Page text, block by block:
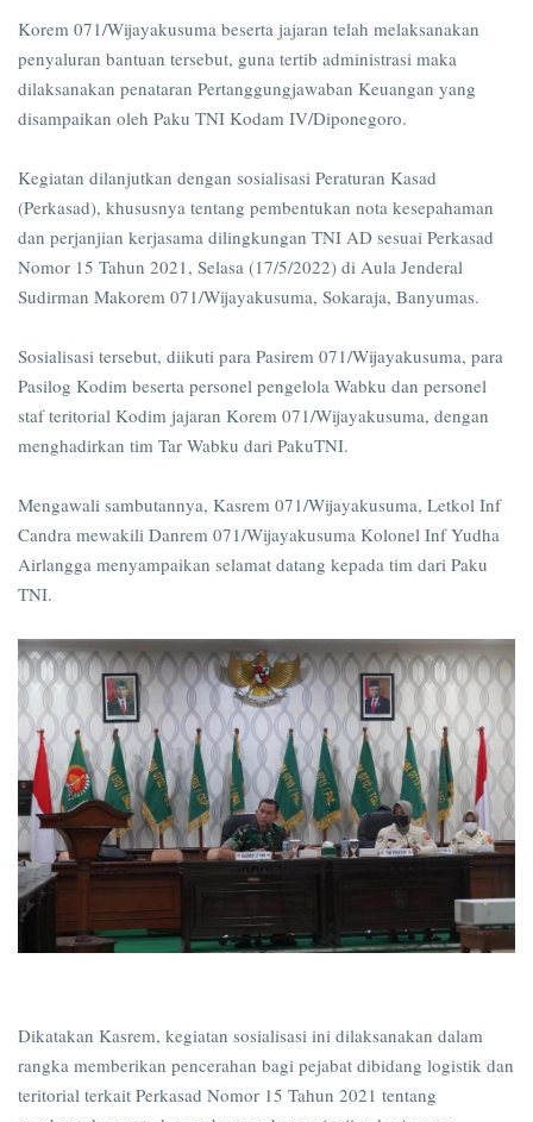
Korem 071/Wijayakusuma beserta jajaran telah melaksanakan
penyaluran bantuan tersebut, guna tertib administrasi maka
dilaksanakan penataran Pertanggungjawaban Keuangan yang
disampaikan oleh Paku TNI Kodam IV/Diponegoro.
Kegiatan dilanjutkan dengan sosialisasi Peraturan Kasad
(Perkasad), khususnya tentang pembentukan nota kesepahaman
dan perjanjian kerjasama dilingkungan TNI AD sesuai Perkasad
Nomor 15 Tahun 2021, Selasa (17/5/2022) di Aula Jenderal
Sudirman Makorem 071/Wijayakusuma, Sokaraja, Banyumas.
Sosialisasi tersebut, diikuti para Pasirem 071/Wijayakusuma, para
Pasilog Kodim beserta personel pengelola Wabku dan personel
staf teritorial Kodim jajaran Korem 071/Wijayakusuma, dengan
menghadirkan tim Tar Wabku dari PakuTNI.
Mengawali sambutannya, Kasrem 071/Wijayakusuma, Letkol Inf
Candra mewakili Danrem 071/Wijayakusuma Kolonel Inf Yudha
Airlangga menyampaikan selamat datang kepada tim dari Paku
TNI.
Dikatakan Kasrem, kegiatan sosialisasi ini dilaksanakan dalam
rangka memberikan pencerahan bagi pejabat dibidang logistik dan
teritorial terkait Perkasad Nomor 15 Tahun 2021 tentang